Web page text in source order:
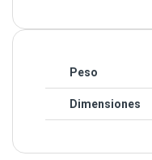
Peso
Dimensiones